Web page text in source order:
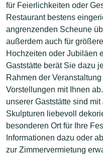
für Feierlichkeiten oder
Restaurant bestens
angrenzenden Scheune
außerdem auch für
Hochzeiten oder Jubiläen
Gaststätte berät Sie dazu
Rahmen der
Vorstellungen mit Ihnen
unserer Gaststätte sind
Skulpturen liebevoll
besonderen Ort für Ihre
Informationen dazu oder
zur Zimmervermietung